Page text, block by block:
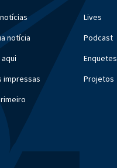
notícia
impressas
Lives
Podcast
Enquetes
Projetos